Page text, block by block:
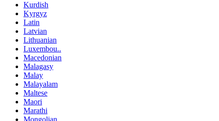
Kurdish
Kyrgyz
Latin
Latvian
Lithuanian
Luxembou..
Macedonian
Malagasy
Malay
Malayalam
Maltese
Maori
Marathi
Mongolian